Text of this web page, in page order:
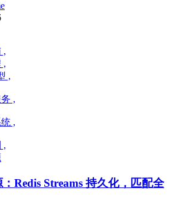
,
,
,
,
,
,
Redis Streams 持久化，匹配全